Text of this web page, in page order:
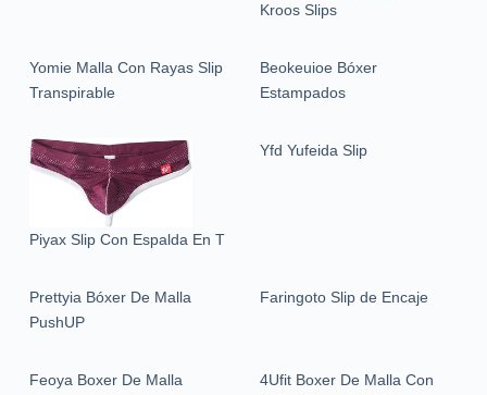
Kroos Slips
Yomie Malla Con Rayas Slip
Transpirable
Beokeuioe Bóxer
Estampados
Piyax Slip Con Espalda En T
Yfd Yufeida Slip
Prettyia Bóxer De Malla
PushUP
Faringoto Slip de Encaje
Feoya Boxer De Malla
4Ufit Boxer De Malla Con